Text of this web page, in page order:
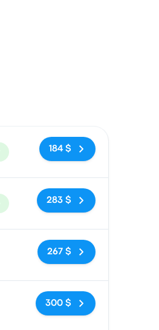
184 $
283 $
Pas de balises
267 $
Pas de balises
300 $